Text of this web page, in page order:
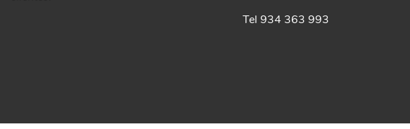
Tel 934 363 993